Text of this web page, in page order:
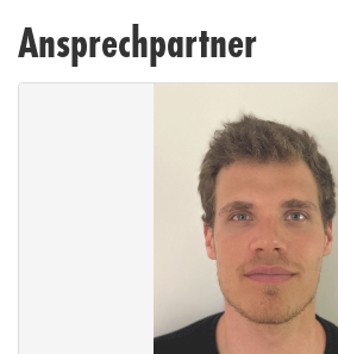
Ansprechpartner